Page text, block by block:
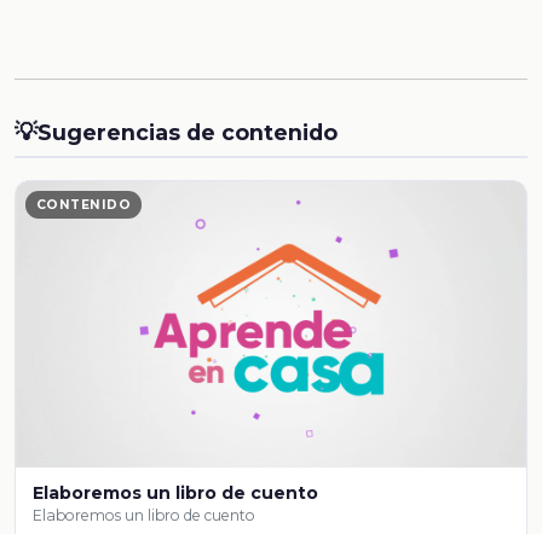
💡Sugerencias de contenido
CONTENIDO
Elaboremos un libro de cuento
Elaboremos un libro de cuento